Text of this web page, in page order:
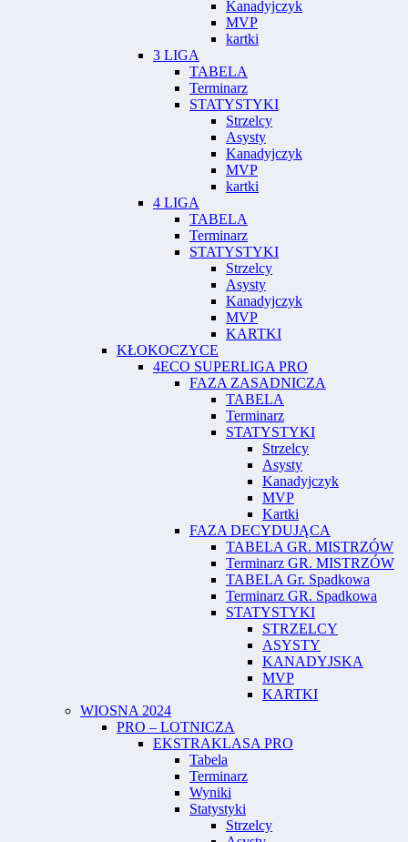
Kanadyjczyk
MVP
kartki
3 LIGA
TABELA
Terminarz
STATYSTYKI
Strzelcy
Asysty
Kanadyjczyk
MVP
kartki
4 LIGA
TABELA
Terminarz
STATYSTYKI
Strzelcy
Asysty
Kanadyjczyk
MVP
KARTKI
KŁOKOCZYCE
4ECO SUPERLIGA PRO
FAZA ZASADNICZA
TABELA
Terminarz
STATYSTYKI
Strzelcy
Asysty
Kanadyjczyk
MVP
Kartki
FAZA DECYDUJĄCA
TABELA GR. MISTRZÓW
Terminarz GR. MISTRZÓW
TABELA Gr. Spadkowa
Terminarz GR. Spadkowa
STATYSTYKI
STRZELCY
ASYSTY
KANADYJSKA
MVP
KARTKI
WIOSNA 2024
PRO – LOTNICZA
EKSTRAKLASA PRO
Tabela
Terminarz
Wyniki
Statystyki
Strzelcy